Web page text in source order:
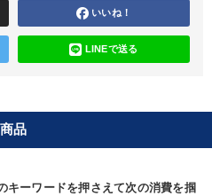
いいね！
LINEで送る
品
キーワードを押さえて次の消費を掴